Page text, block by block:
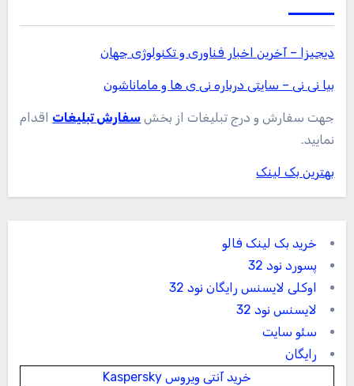
دیجیزا – آخرین اخبار فناوری و تکنولوژی جهان
بیا نی نی – سایتی درباره نی ی ها و ماماناشون
جهت سفارش و درج تبلیغات از بخش سفارش تبلیغات اقدام
نمایید.
بهترین بک لینک
خرید بک لینک فالو
پسورد نود 32
اوکلی لایسنس رایگان نود 32
لایسنس نود 32
سئو سایت
رایگان
خرید آنتی ویروس Kaspersky